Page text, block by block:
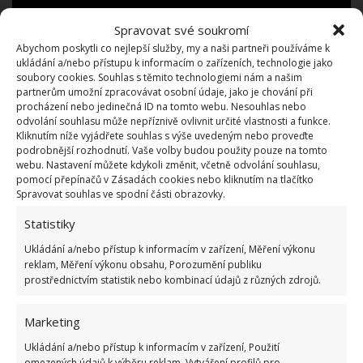
Spravovat své soukromí
Abychom poskytli co nejlepší služby, my a naši partneři používáme k
ukládání a/nebo přístupu k informacím o zařízeních, technologie jako
soubory cookies. Souhlas s těmito technologiemi nám a našim
partnerům umožní zpracovávat osobní údaje, jako je chování při
procházení nebo jedinečná ID na tomto webu. Nesouhlas nebo
odvolání souhlasu může nepříznivě ovlivnit určité vlastnosti a funkce.
Kliknutím níže vyjádřete souhlas s výše uvedeným nebo proveďte
podrobnější rozhodnutí. Vaše volby budou použity pouze na tomto
webu. Nastavení můžete kdykoli změnit, včetně odvolání souhlasu,
pomocí přepínačů v Zásadách cookies nebo kliknutím na tlačítko
Spravovat souhlas ve spodní části obrazovky.
Statistiky
Ukládání a/nebo přístup k informacím v zařízení, Měření výkonu
reklam, Měření výkonu obsahu, Porozumění publiku
prostřednictvím statistik nebo kombinací údajů z různých zdrojů.
Marketing
Ukládání a/nebo přístup k informacím v zařízení, Použití
Tento tiny house poskytuje bývalé učitelce vše, co ke
svému životu potřebuje. Veškeré náklady činily 30
tisíc dolarů (asi 700 tisíc korun) a tento projekt je
prostorem může vzniknout útulný a funkční domov.